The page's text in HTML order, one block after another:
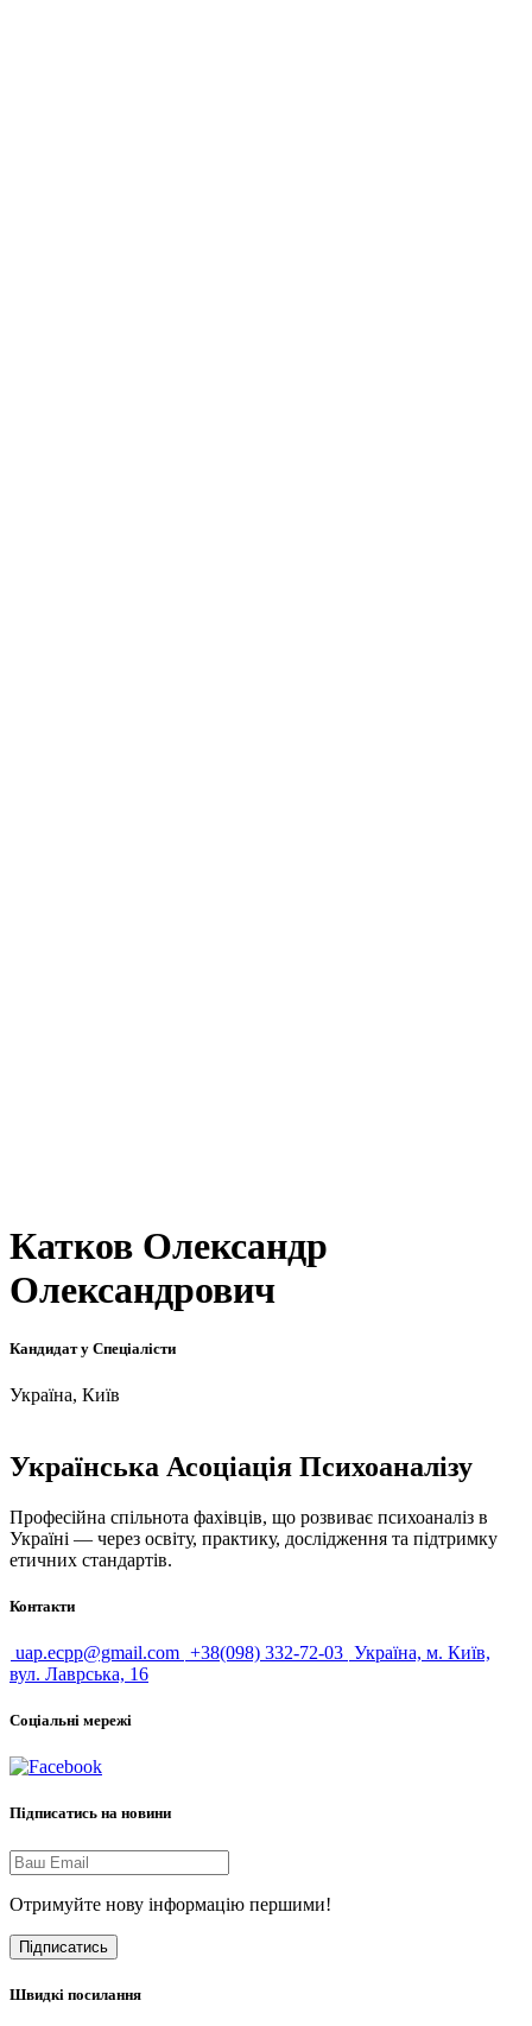
Катков Олександр
Олександрович
Кандидат у Спеціалісти
Україна, Київ
Українська Асоціація Психоаналізу
Професійна спільнота фахівців, що розвиває психоаналіз в
Україні — через освіту, практику, дослідження та підтримку
етичних стандартів.
Контакти
uap.ecpp@gmail.com +38(098) 332-72-03 Україна, м. Київ,
вул. Лаврська, 16
Соціальні мережі
Підписатись на новини
Отримуйте нову інформацію першими!
Підписатись
Швидкі посилання